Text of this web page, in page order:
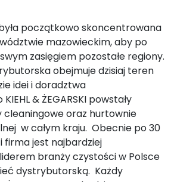
początkowo skoncentrowana
mazowieckim, aby po
zasięgiem pozostałe regiony.
obejmuje dzisiaj teren
idei i doradztwa
& ŻEGARSKI powstały
cleaningowe oraz hurtownie
w całym kraju. Obecnie po 30
firma jest najbardziej
branży czystości w Polsce
dystrybutorską. Każdy